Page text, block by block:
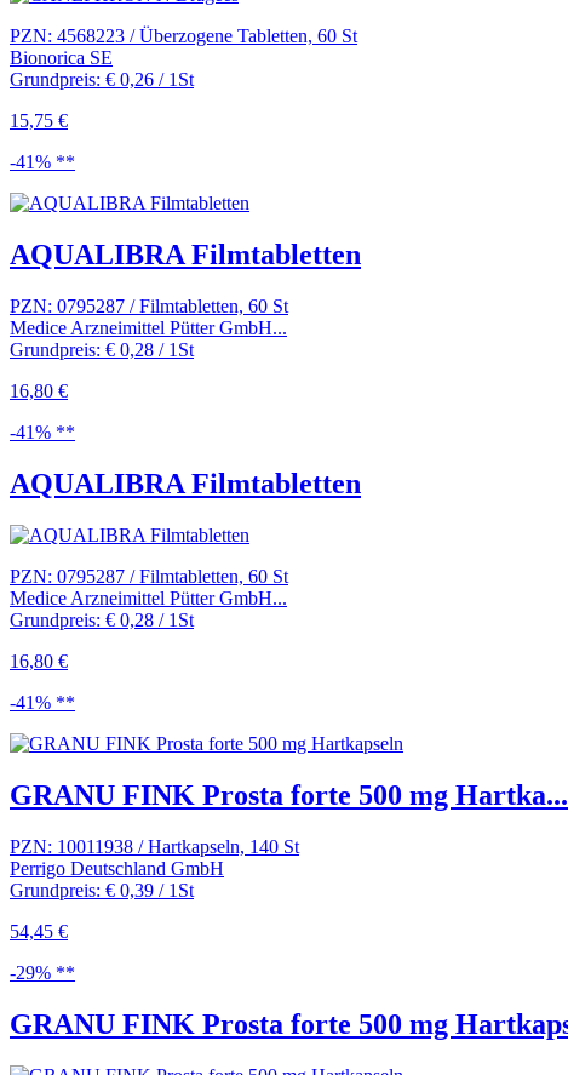
PZN: 4568223 / Überzogene Tabletten, 60 St
Bionorica SE
Grundpreis: € 0,26 / 1St
15,75 €
-41% **
AQUALIBRA Filmtabletten
PZN: 0795287 / Filmtabletten, 60 St
Medice Arzneimittel Pütter GmbH...
Grundpreis: € 0,28 / 1St
16,80 €
-41% **
AQUALIBRA Filmtabletten
PZN: 0795287 / Filmtabletten, 60 St
Medice Arzneimittel Pütter GmbH...
Grundpreis: € 0,28 / 1St
16,80 €
-41% **
GRANU FINK Prosta forte 500 mg Hartka...
PZN: 10011938 / Hartkapseln, 140 St
Perrigo Deutschland GmbH
Grundpreis: € 0,39 / 1St
54,45 €
-29% **
GRANU FINK Prosta forte 500 mg